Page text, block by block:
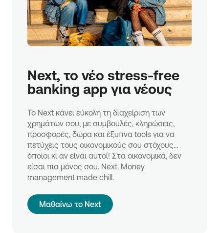
Next, το νέο stress-free
banking app για νέους
Το Next κάνει εύκολη τη διαχείριση των
χρημάτων σου, με συμβουλές, κληρώσεις,
προσφορές, δώρα και έξυπνα tools για να
πετύχεις τους οικονομικούς σου στόχους…
όποιοι κι αν είναι αυτοί! Στα οικονομικά, δεν
είσαι πια μόνος σου. Next. Money
management made chill.
Μαθαίνω το Next